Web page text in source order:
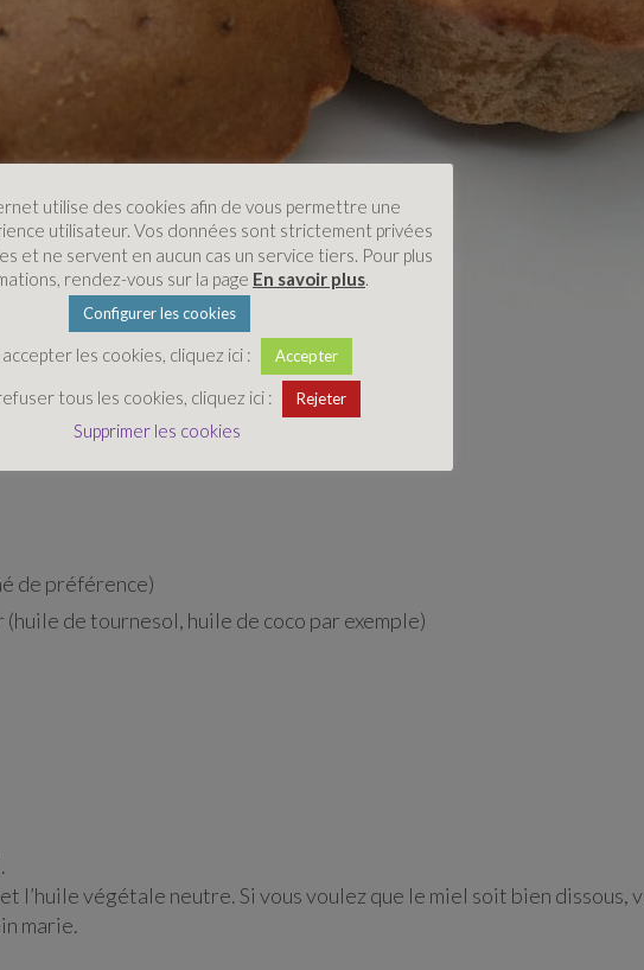
de préférence)
de tournesol, huile de coco par exemple)
l’huile végétale neutre. Si vous voulez que le miel soit bien dissous,
marie.
utilise des cookies afin de vous permettre une
utilisateur. Vos données sont strictement privées
et ne servent en aucun cas un service tiers. Pour plus
rendez-vous sur la page En savoir plus.
Configurer les cookies
les cookies, cliquez ici : Accepter
tous les cookies, cliquez ici : Rejeter
Supprimer les cookies